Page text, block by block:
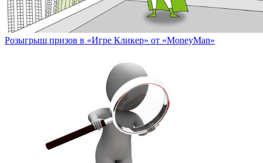
Розыгрыш призов в «Игре Кликер» от «MoneyMan»